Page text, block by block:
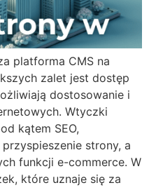
platforma CMS na
zalet jest dostęp
dostosowanie i
Wtyczki
kątem SEO,
strony, a
funkcji e-commerce. W
które uznaje się za